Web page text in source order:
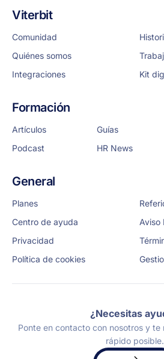
Viterbit
Comunidad
Quiénes somos
Integraciones
Kit
Formación
Artículos Guías
Podcast
HR News
General
Planes
Centro de ayuda
Aviso
Privacidad
Política de cookies
¿Necesitas
Ponte en contacto con nosotros y te
rápido posible.
Solicita